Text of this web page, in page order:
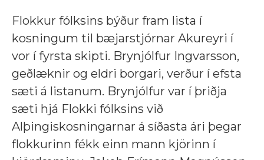
Flokkur fólksins býður fram lista í
kosningum til bæjarstjórnar Akureyri í
vor í fyrsta skipti. Brynjólfur Ingvarsson,
geðlæknir og eldri borgari, verður í efsta
sæti á listanum. Brynjólfur var í þriðja
sæti hjá Flokki fólksins við
Alþingiskosningarnar á síðasta ári þegar
flokkurinn fékk einn mann kjörinn í